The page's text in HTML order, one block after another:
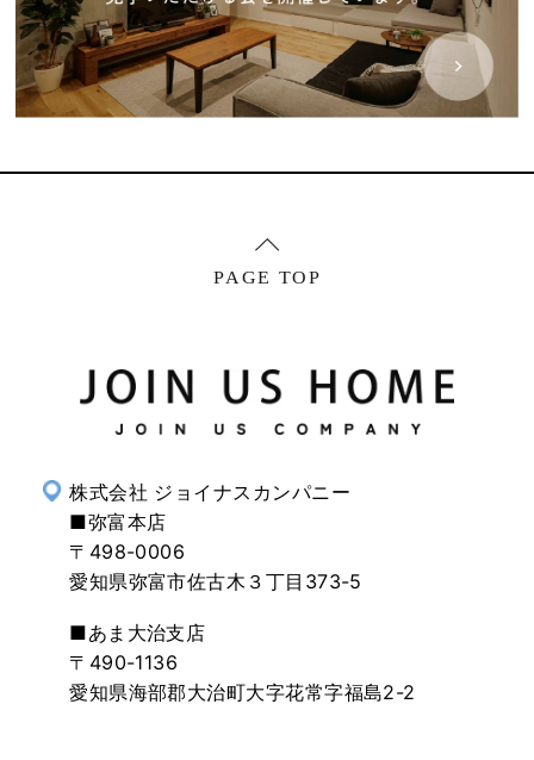
株式会社 ジョイナスカンパニー
■弥富本店
〒498-0006
愛知県弥富市佐古木３丁目373-5
■あま大治支店
〒490-1136
愛知県海部郡大治町大字花常字福島2-2